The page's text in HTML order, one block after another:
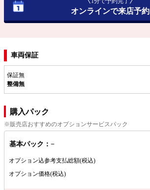
オンラインで来店予約
車両保証
保証無
整備無
購入パック
※販売店おすすめのオプションサービスパック
基本パック：−
オプション込参考支払総額(税込)
オプション価格(税込)